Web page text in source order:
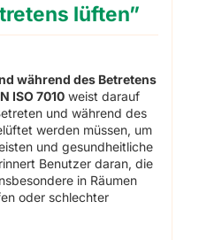
lüften”
während des Betretens
ISO 7010 weist darauf
und während des
werden müssen, um
und gesundheitliche
Benutzer daran, die
in Räumen
oder schlechter